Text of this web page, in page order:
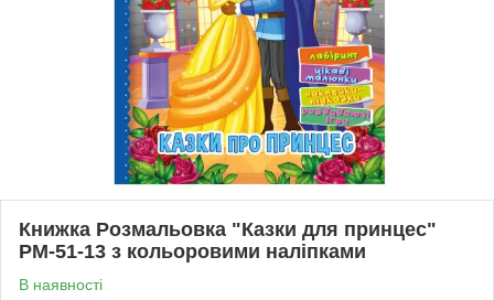
Книжка Розмальовка "Казки для принцес"
РМ-51-13 з кольоровими наліпками
В наявності